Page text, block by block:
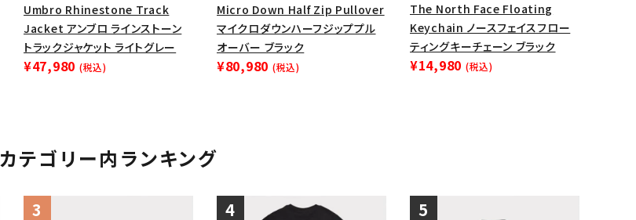
Umbro Rhinestone Track
Jacket アンブロ ラインストーン
トラックジャケット ライトグレー
¥47,980 (税込)
Micro Down Half Zip Pullover
マイクロダウンハーフジッププル
オーバー ブラック
¥80,980 (税込)
The North Face Floating
Keychain ノースフェイスフロー
ティングキーチェーン ブラック
¥14,980 (税込)
カテゴリー内ランキング